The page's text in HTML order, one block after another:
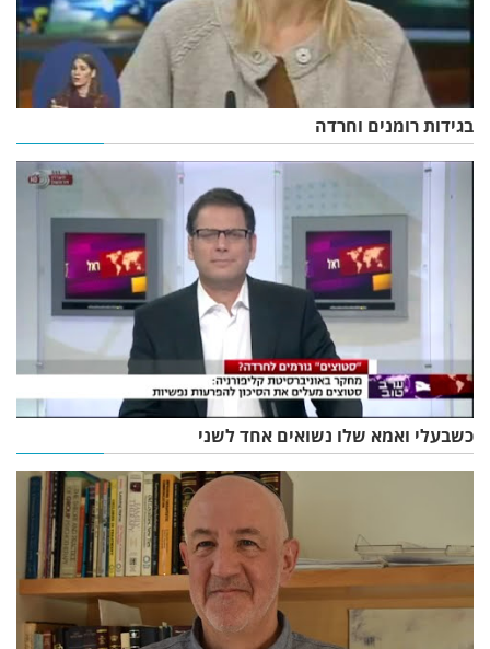
בגידות רומנים וחרדה
כשבעלי ואמא שלו נשואים אחד לשני